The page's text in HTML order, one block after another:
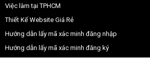
Việc làm tại TPHCM
Thiết Kế Website Giá Rẻ
Hướng dẫn lấy mã xác minh đăng nhập
Hướng dẫn lấy mã xác minh đăng ký